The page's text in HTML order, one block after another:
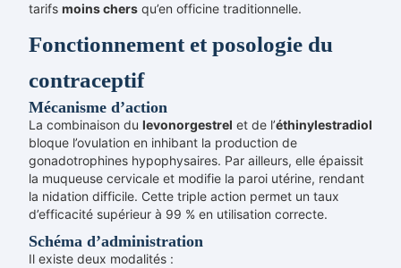
tarifs moins chers qu’en officine traditionnelle.
Fonctionnement et posologie du
contraceptif
Mécanisme d’action
La combinaison du levonorgestrel et de l’éthinylestradiol
bloque l’ovulation en inhibant la production de
gonadotrophines hypophysaires. Par ailleurs, elle épaissit
la muqueuse cervicale et modifie la paroi utérine, rendant
la nidation difficile. Cette triple action permet un taux
d’efficacité supérieur à 99 % en utilisation correcte.
Schéma d’administration
Il existe deux modalités :